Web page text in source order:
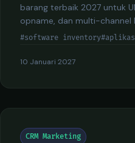
barang terbaik 2027 untuk
opname, dan multi-channel
#software inventory
10 Januari 2027
CRM Marketing